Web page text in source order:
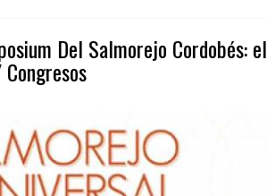
Del Salmorejo Cordobés: el